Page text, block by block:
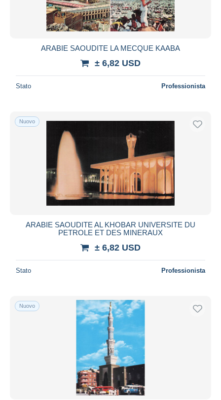
ARABIE SAOUDITE LA MECQUE KAABA
± 6,82 USD
Stato Professionista
Nuovo
ARABIE SAOUDITE AL KHOBAR UNIVERSITE DU
PETROLE ET DES MINERAUX
± 6,82 USD
Stato Professionista
Nuovo